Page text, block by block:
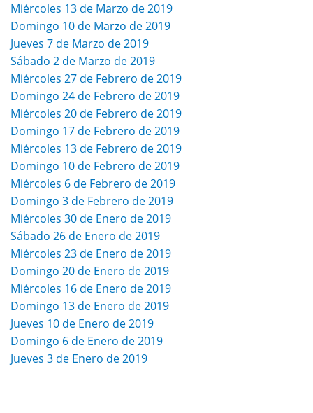
Miércoles 13 de Marzo de 2019
Domingo 10 de Marzo de 2019
Jueves 7 de Marzo de 2019
Sábado 2 de Marzo de 2019
Miércoles 27 de Febrero de 2019
Domingo 24 de Febrero de 2019
Miércoles 20 de Febrero de 2019
Domingo 17 de Febrero de 2019
Miércoles 13 de Febrero de 2019
Domingo 10 de Febrero de 2019
Miércoles 6 de Febrero de 2019
Domingo 3 de Febrero de 2019
Miércoles 30 de Enero de 2019
Sábado 26 de Enero de 2019
Miércoles 23 de Enero de 2019
Domingo 20 de Enero de 2019
Miércoles 16 de Enero de 2019
Domingo 13 de Enero de 2019
Jueves 10 de Enero de 2019
Domingo 6 de Enero de 2019
Jueves 3 de Enero de 2019